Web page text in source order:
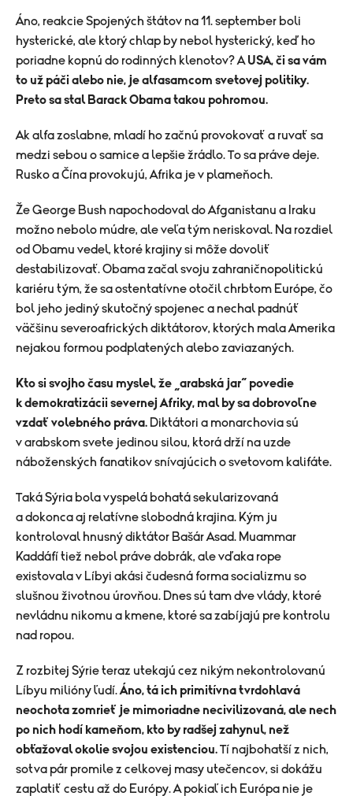
Áno, reakcie Spojených štátov na 11. september boli
hysterické, ale ktorý chlap by nebol hysterický, keď ho
poriadne kopnú do rodinných klenotov? A USA, či sa vám
to už páči alebo nie, je alfasamcom svetovej politiky.
Preto sa stal Barack Obama takou pohromou.
Ak alfa zoslabne, mladí ho začnú provokovať a ruvať sa
medzi sebou o samice a lepšie žrádlo. To sa práve deje.
Rusko a Čína provokujú, Afrika je v plameňoch.
Že George Bush napochodoval do Afganistanu a Iraku
možno nebolo múdre, ale veľa tým neriskoval. Na rozdiel
od Obamu vedel, ktoré krajiny si môže dovoliť
destabilizovať. Obama začal svoju zahraničnopolitickú
kariéru tým, že sa ostentatívne otočil chrbtom Európe, čo
bol jeho jediný skutočný spojenec a nechal padnúť
väčšinu severoafrických diktátorov, ktorých mala Amerika
nejakou formou podplatených alebo zaviazaných.
Kto si svojho času myslel, že „arabská jar“ povedie
k demokratizácii severnej Afriky, mal by sa dobrovoľne
vzdať volebného práva. Diktátori a monarchovia sú
v arabskom svete jedinou silou, ktorá drží na uzde
náboženských fanatikov snívajúcich o svetovom kalifáte.
Taká Sýria bola vyspelá bohatá sekularizovaná
a dokonca aj relatívne slobodná krajina. Kým ju
kontroloval hnusný diktátor Bašár Asad. Muammar
Kaddáfí tiež nebol práve dobrák, ale vďaka rope
existovala v Líbyi akási čudesná forma socializmu so
slušnou životnou úrovňou. Dnes sú tam dve vlády, ktoré
nevládnu nikomu a kmene, ktoré sa zabíjajú pre kontrolu
nad ropou.
Z rozbitej Sýrie teraz utekajú cez nikým nekontrolovanú
Líbyu milióny ľudí.Áno, tá ich primitívna tvrdohlavá
neochota zomrieť je mimoriadne necivilizovaná, ale nech
po nich hodí kameňom, kto by radšej zahynul, než
obťažoval okolie svojou existenciou.Tí najbohatší z nich,
sotva pár promile z celkovej masy utečencov, si dokážu
zaplatiť cestu až do Európy. A pokiaľ ich Európa nie je